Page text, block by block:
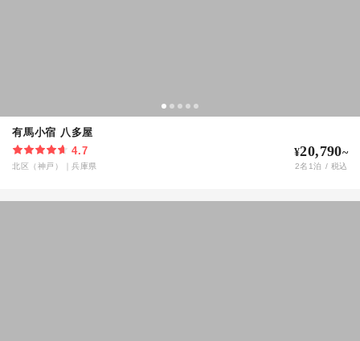
有馬小宿 八多屋
4.7
北区（神戸） ｜兵庫県
¥20,790~
2名 1泊 / 税込